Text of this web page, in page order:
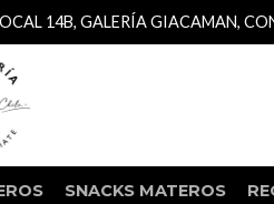
SNACKS MATEROS
14B, GALERÍA GIACAMAN,